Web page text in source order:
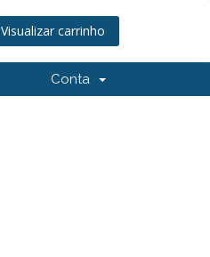
Visualizar carrinho
Conta